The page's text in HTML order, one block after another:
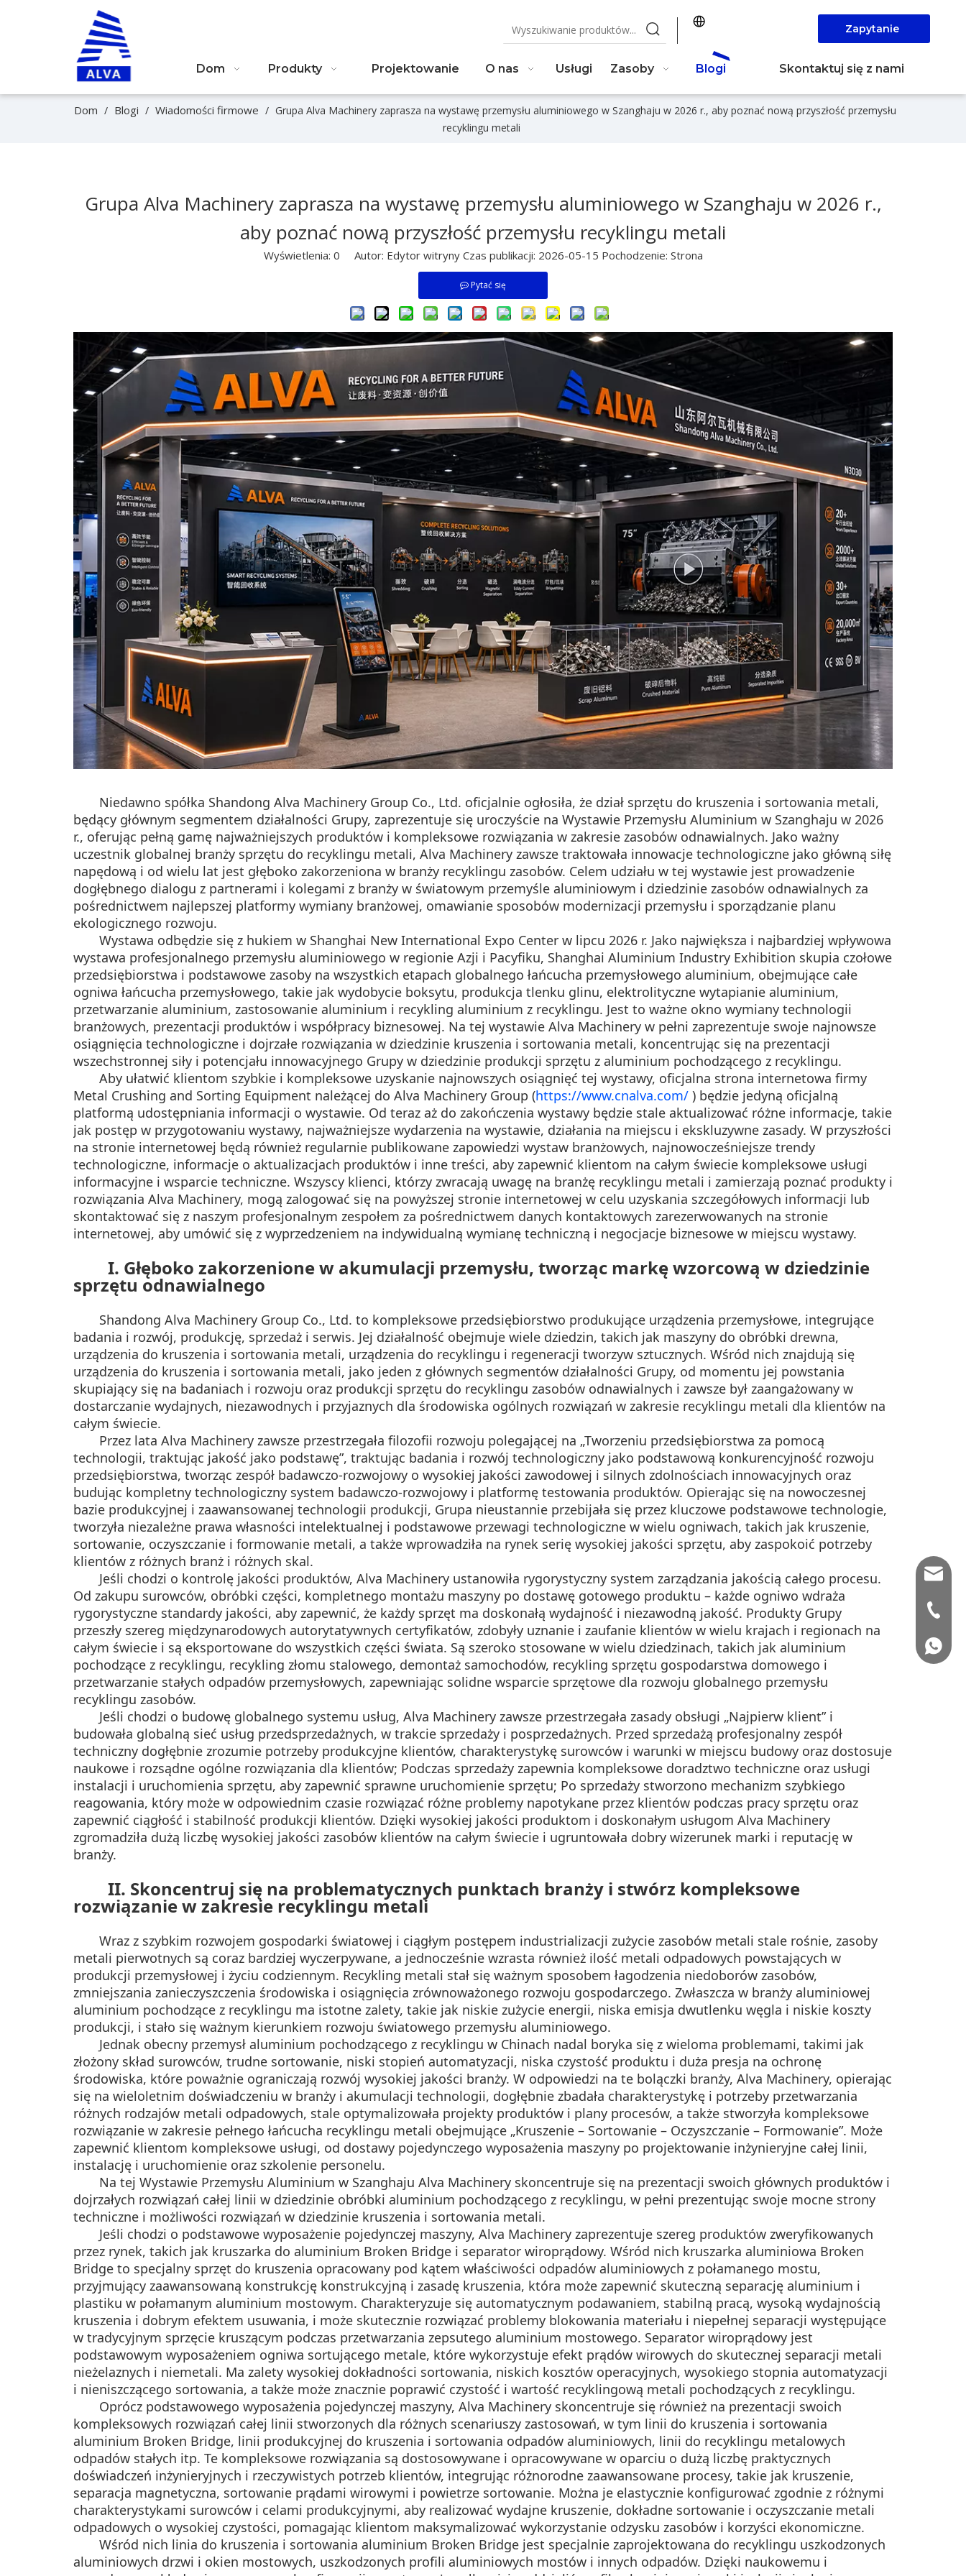
Zapytanie
Dom Produkty Projektowanie O nas Usługi Zasoby Blogi Skontaktuj się z nami
Dom / Blogi / Wiadomości firmowe / Grupa Alva Machinery zaprasza na wystawę przemysłu aluminiowego w Szanghaju w 2026 r., aby poznać nową przyszłość przemysłu
recyklingu metali
Grupa Alva Machinery zaprasza na wystawę przemysłu aluminiowego w Szanghaju w 2026 r.,
aby poznać nową przyszłość przemysłu recyklingu metali
Wyświetlenia: 0 Autor: Edytor witryny Czas publikacji: 2026-05-15 Pochodzenie: Strona
Pytać się
Niedawno spółka Shandong Alva Machinery Group Co., Ltd. oficjalnie ogłosiła, że ​​dział sprzętu do kruszenia i sortowania metali,
będący głównym segmentem działalności Grupy, zaprezentuje się uroczyście na Wystawie Przemysłu Aluminium w Szanghaju w 2026
r., oferując pełną gamę najważniejszych produktów i kompleksowe rozwiązania w zakresie zasobów odnawialnych. Jako ważny
uczestnik globalnej branży sprzętu do recyklingu metali, Alva Machinery zawsze traktowała innowacje technologiczne jako główną siłę
napędową i od wielu lat jest głęboko zakorzeniona w branży recyklingu zasobów. Celem udziału w tej wystawie jest prowadzenie
dogłębnego dialogu z partnerami i kolegami z branży w światowym przemyśle aluminiowym i dziedzinie zasobów odnawialnych za
pośrednictwem najlepszej platformy wymiany branżowej, omawianie sposobów modernizacji przemysłu i sporządzanie planu
ekologicznego rozwoju.
Wystawa odbędzie się z hukiem w Shanghai New International Expo Center w lipcu 2026 r. Jako największa i najbardziej wpływowa
wystawa profesjonalnego przemysłu aluminiowego w regionie Azji i Pacyfiku, Shanghai Aluminium Industry Exhibition skupia czołowe
przedsiębiorstwa i podstawowe zasoby na wszystkich etapach globalnego łańcucha przemysłowego aluminium, obejmujące całe
ogniwa łańcucha przemysłowego, takie jak wydobycie boksytu, produkcja tlenku glinu, elektrolityczne wytapianie aluminium,
przetwarzanie aluminium, zastosowanie aluminium i recykling aluminium z recyklingu. Jest to ważne okno wymiany technologii
branżowych, prezentacji produktów i współpracy biznesowej. Na tej wystawie Alva Machinery w pełni zaprezentuje swoje najnowsze
osiągnięcia technologiczne i dojrzałe rozwiązania w dziedzinie kruszenia i sortowania metali, koncentrując się na prezentacji
wszechstronnej siły i potencjału innowacyjnego Grupy w dziedzinie produkcji sprzętu z aluminium pochodzącego z recyklingu.
Aby ułatwić klientom szybkie i kompleksowe uzyskanie najnowszych osiągnięć tej wystawy, oficjalna strona internetowa firmy
Metal Crushing and Sorting Equipment należącej do Alva Machinery Group (https://www.cnalva.com/ ) będzie jedyną oficjalną
platformą udostępniania informacji o wystawie. Od teraz aż do zakończenia wystawy będzie stale aktualizować różne informacje, takie
jak postęp w przygotowaniu wystawy, najważniejsze wydarzenia na wystawie, działania na miejscu i ekskluzywne zasady. W przyszłości
na stronie internetowej będą również regularnie publikowane zapowiedzi wystaw branżowych, najnowocześniejsze trendy
technologiczne, informacje o aktualizacjach produktów i inne treści, aby zapewnić klientom na całym świecie kompleksowe usługi
informacyjne i wsparcie techniczne. Wszyscy klienci, którzy zwracają uwagę na branżę recyklingu metali i zamierzają poznać produkty i
rozwiązania Alva Machinery, mogą zalogować się na powyższej stronie internetowej w celu uzyskania szczegółowych informacji lub
skontaktować się z naszym profesjonalnym zespołem za pośrednictwem danych kontaktowych zarezerwowanych na stronie
internetowej, aby umówić się z wyprzedzeniem na indywidualną wymianę techniczną i negocjacje biznesowe w miejscu wystawy.
I. Głęboko zakorzenione w akumulacji przemysłu, tworząc markę wzorcową w dziedzinie
sprzętu odnawialnego
Shandong Alva Machinery Group Co., Ltd. to kompleksowe przedsiębiorstwo produkujące urządzenia przemysłowe, integrujące
badania i rozwój, produkcję, sprzedaż i serwis. Jej działalność obejmuje wiele dziedzin, takich jak maszyny do obróbki drewna,
urządzenia do kruszenia i sortowania metali, urządzenia do recyklingu i regeneracji tworzyw sztucznych. Wśród nich znajdują się
urządzenia do kruszenia i sortowania metali, jako jeden z głównych segmentów działalności Grupy, od momentu jej powstania
skupiający się na badaniach i rozwoju oraz produkcji sprzętu do recyklingu zasobów odnawialnych i zawsze był zaangażowany w
dostarczanie wydajnych, niezawodnych i przyjaznych dla środowiska ogólnych rozwiązań w zakresie recyklingu metali dla klientów na
całym świecie.
Przez lata Alva Machinery zawsze przestrzegała filozofii rozwoju polegającej na „Tworzeniu przedsiębiorstwa za pomocą
technologii, traktując jakość jako podstawę”, traktując badania i rozwój technologiczny jako podstawową konkurencyjność rozwoju
przedsiębiorstwa, tworząc zespół badawczo-rozwojowy o wysokiej jakości zawodowej i silnych zdolnościach innowacyjnych oraz
budując kompletny technologiczny system badawczo-rozwojowy i platformę testowania produktów. Opierając się na nowoczesnej
bazie produkcyjnej i zaawansowanej technologii produkcji, Grupa nieustannie przebijała się przez kluczowe podstawowe technologie,
tworzyła niezależne prawa własności intelektualnej i podstawowe przewagi technologiczne w wielu ogniwach, takich jak kruszenie,
sortowanie, oczyszczanie i formowanie metali, a także wprowadziła na rynek serię wysokiej jakości sprzętu, aby zaspokoić potrzeby
klientów z różnych branż i różnych skal.
Jeśli chodzi o kontrolę jakości produktów, Alva Machinery ustanowiła rygorystyczny system zarządzania jakością całego procesu.
Od zakupu surowców, obróbki części, kompletnego montażu maszyny po dostawę gotowego produktu – każde ogniwo wdraża
rygorystyczne standardy jakości, aby zapewnić, że każdy sprzęt ma doskonałą wydajność i niezawodną jakość. Produkty Grupy
przeszły szereg międzynarodowych autorytatywnych certyfikatów, zdobyły uznanie i zaufanie klientów w wielu krajach i regionach na
całym świecie i są eksportowane do wszystkich części świata. Są szeroko stosowane w wielu dziedzinach, takich jak aluminium
pochodzące z recyklingu, recykling złomu stalowego, demontaż samochodów, recykling sprzętu gospodarstwa domowego i
przetwarzanie stałych odpadów przemysłowych, zapewniając solidne wsparcie sprzętowe dla rozwoju globalnego przemysłu
recyklingu zasobów.
Jeśli chodzi o budowę globalnego systemu usług, Alva Machinery zawsze przestrzegała zasady obsługi „Najpierw klient” i
budowała globalną sieć usług przedsprzedażnych, w trakcie sprzedaży i posprzedażnych. Przed sprzedażą profesjonalny zespół
techniczny dogłębnie zrozumie potrzeby produkcyjne klientów, charakterystykę surowców i warunki w miejscu budowy oraz dostosuje
naukowe i rozsądne ogólne rozwiązania dla klientów; Podczas sprzedaży zapewnia kompleksowe doradztwo techniczne oraz usługi
instalacji i uruchomienia sprzętu, aby zapewnić sprawne uruchomienie sprzętu; Po sprzedaży stworzono mechanizm szybkiego
reagowania, który może w odpowiednim czasie rozwiązać różne problemy napotykane przez klientów podczas pracy sprzętu oraz
zapewnić ciągłość i stabilność produkcji klientów. Dzięki wysokiej jakości produktom i doskonałym usługom Alva Machinery
zgromadziła dużą liczbę wysokiej jakości zasobów klientów na całym świecie i ugruntowała dobry wizerunek marki i reputację w
branży.
II. Skoncentruj się na problematycznych punktach branży i stwórz kompleksowe
rozwiązanie w zakresie recyklingu metali
Wraz z szybkim rozwojem gospodarki światowej i ciągłym postępem industrializacji zużycie zasobów metali stale rośnie, zasoby
metali pierwotnych są coraz bardziej wyczerpywane, a jednocześnie wzrasta również ilość metali odpadowych powstających w
produkcji przemysłowej i życiu codziennym. Recykling metali stał się ważnym sposobem łagodzenia niedoborów zasobów,
zmniejszania zanieczyszczenia środowiska i osiągnięcia zrównoważonego rozwoju gospodarczego. Zwłaszcza w branży aluminiowej
aluminium pochodzące z recyklingu ma istotne zalety, takie jak niskie zużycie energii, niska emisja dwutlenku węgla i niskie koszty
produkcji, i stało się ważnym kierunkiem rozwoju światowego przemysłu aluminiowego.
Jednak obecny przemysł aluminium pochodzącego z recyklingu w Chinach nadal boryka się z wieloma problemami, takimi jak
złożony skład surowców, trudne sortowanie, niski stopień automatyzacji, niska czystość produktu i duża presja na ochronę
środowiska, które poważnie ograniczają rozwój wysokiej jakości branży. W odpowiedzi na te bolączki branży, Alva Machinery, opierając
się na wieloletnim doświadczeniu w branży i akumulacji technologii, dogłębnie zbadała charakterystykę i potrzeby przetwarzania
różnych rodzajów metali odpadowych, stale optymalizowała projekty produktów i plany procesów, a także stworzyła kompleksowe
rozwiązanie w zakresie pełnego łańcucha recyklingu metali obejmujące „Kruszenie – Sortowanie – Oczyszczanie – Formowanie”. Może
zapewnić klientom kompleksowe usługi, od dostawy pojedynczego wyposażenia maszyny po projektowanie inżynieryjne całej linii,
instalację i uruchomienie oraz szkolenie personelu.
Na tej Wystawie Przemysłu Aluminium w Szanghaju Alva Machinery skoncentruje się na prezentacji swoich głównych produktów i
dojrzałych rozwiązań całej linii w dziedzinie obróbki aluminium pochodzącego z recyklingu, w pełni prezentując swoje mocne strony
techniczne i możliwości rozwiązań w dziedzinie kruszenia i sortowania metali.
Jeśli chodzi o podstawowe wyposażenie pojedynczej maszyny, Alva Machinery zaprezentuje szereg produktów zweryfikowanych
przez rynek, takich jak kruszarka do aluminium Broken Bridge i separator wiroprądowy. Wśród nich kruszarka aluminiowa Broken
Bridge to specjalny sprzęt do kruszenia opracowany pod kątem właściwości odpadów aluminiowych z połamanego mostu,
przyjmujący zaawansowaną konstrukcję konstrukcyjną i zasadę kruszenia, która może zapewnić skuteczną separację aluminium i
plastiku w połamanym aluminium mostowym. Charakteryzuje się automatycznym podawaniem, stabilną pracą, wysoką wydajnością
kruszenia i dobrym efektem usuwania, i może skutecznie rozwiązać problemy blokowania materiału i niepełnej separacji występujące
w tradycyjnym sprzęcie kruszącym podczas przetwarzania zepsutego aluminium mostowego. Separator wiroprądowy jest
podstawowym wyposażeniem ogniwa sortującego metale, które wykorzystuje efekt prądów wirowych do skutecznej separacji metali
nieżelaznych i niemetali. Ma zalety wysokiej dokładności sortowania, niskich kosztów operacyjnych, wysokiego stopnia automatyzacji
i nieniszczącego sortowania, a także może znacznie poprawić czystość i wartość recyklingową metali pochodzących z recyklingu.
Oprócz podstawowego wyposażenia pojedynczej maszyny, Alva Machinery skoncentruje się również na prezentacji swoich
kompleksowych rozwiązań całej linii stworzonych dla różnych scenariuszy zastosowań, w tym linii do kruszenia i sortowania
aluminium Broken Bridge, linii produkcyjnej do kruszenia i sortowania odpadów aluminiowych, linii do recyklingu metalowych
odpadów stałych itp. Te kompleksowe rozwiązania są dostosowywane i opracowywane w oparciu o dużą liczbę praktycznych
doświadczeń inżynieryjnych i rzeczywistych potrzeb klientów, integrując różnorodne zaawansowane procesy, takie jak kruszenie,
separacja magnetyczna, sortowanie prądami wirowymi i powietrze sortowanie. Można je elastycznie konfigurować zgodnie z różnymi
charakterystykami surowców i celami produkcyjnymi, aby realizować wydajne kruszenie, dokładne sortowanie i oczyszczanie metali
odpadowych o wysokiej czystości, pomagając klientom maksymalizować wykorzystanie odzysku zasobów i korzyści ekonomiczne.
Wśród nich linia do kruszenia i sortowania aluminium Broken Bridge jest specjalnie zaprojektowana do recyklingu uszkodzonych
aluminiowych drzwi i okien mostowych, uszkodzonych profili aluminiowych mostów i innych odpadów. Dzięki naukowemu i
+
+86